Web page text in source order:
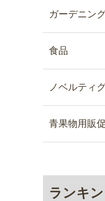
ガーデニン
食品
ノベルティ
青果物用販
ランキ